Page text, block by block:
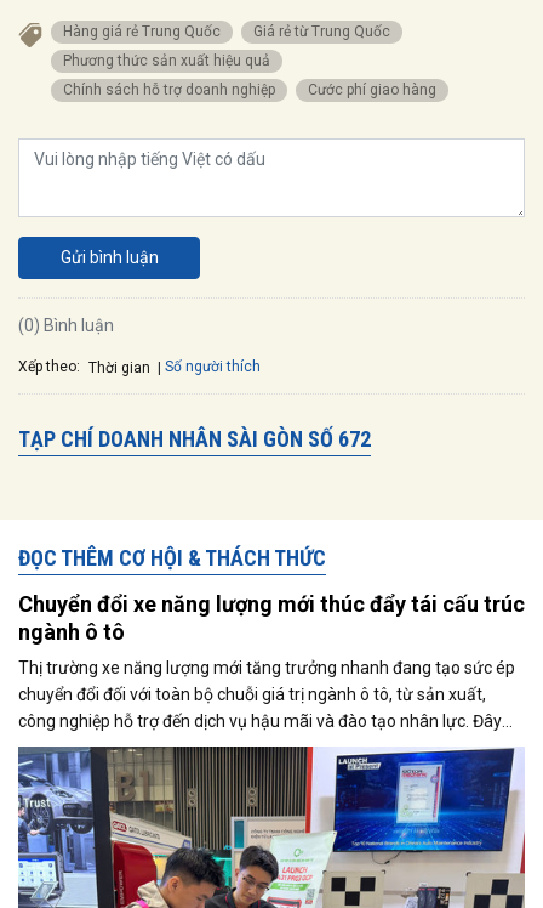
Hàng giá rẻ Trung Quốc
Giá rẻ từ Trung Quốc
Phương thức sản xuất hiệu quả
Chính sách hỗ trợ doanh nghiệp
Cước phí giao hàng
Gửi bình luận
(0) Bình luận
Xếp theo: Thời gian Số người thích
TẠP CHÍ DOANH NHÂN SÀI GÒN SỐ 672
ĐỌC THÊM CƠ HỘI & THÁCH THỨC
Chuyển đổi xe năng lượng mới thúc đẩy tái cấu trúc
ngành ô tô
Thị trường xe năng lượng mới tăng trưởng nhanh đang tạo sức ép
chuyển đổi đối với toàn bộ chuỗi giá trị ngành ô tô, từ sản xuất,
công nghiệp hỗ trợ đến dịch vụ hậu mãi và đào tạo nhân lực. Đây
cũng là trọng tâm được các doanh nghiệp và chuyên gia trao đổi tại
Triển lãm Automechanika Ho Chi Minh City 2026.